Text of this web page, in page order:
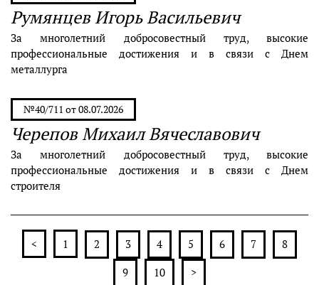
Румянцев Игорь Васильевич
За многолетний добросовестный труд, высокие
профессиональные достижения и в связи с Днем
металлурга
№40/711 от 08.07.2026
Черепов Михаил Вячеславович
За многолетний добросовестный труд, высокие
профессиональные достижения и в связи с Днем
строителя
< 1 2 3 4 5 6 7
8
9
10 >